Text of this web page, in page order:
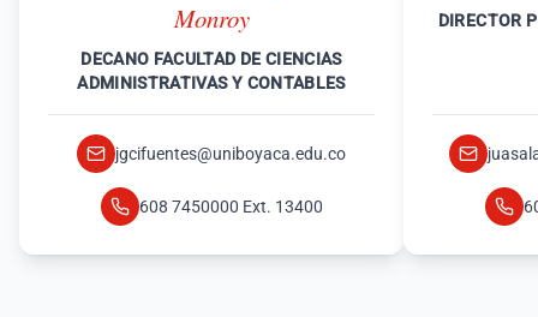
Monroy
DECANO FACULTAD DE CIENCIAS
ADMINISTRATIVAS Y CONTABLES
jgcifuentes@uniboyaca.edu.co
608 7450000 Ext. 13400
DIRECTOR